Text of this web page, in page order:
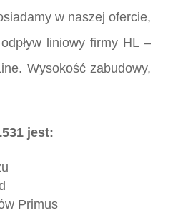
w naszej ofercie,
liniowy firmy HL –
Wysokość zabudowy,
jest:
Primus